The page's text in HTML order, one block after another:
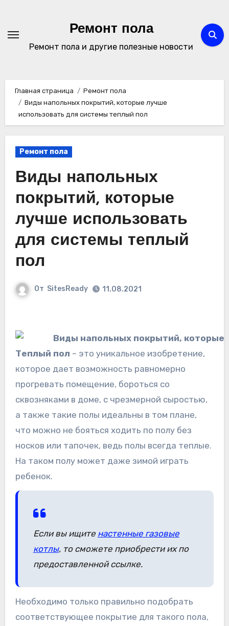
содержимому
Ремонт пола
Ремонт пола и другие полезные новости
Главная страница
Ремонт пола
Виды напольных покрытий, которые лучше
использовать для системы теплый пол
Ремонт пола
Виды напольных
покрытий, которые
лучше использовать
для системы теплый
пол
От SitesReady 11.08.2021
Теплый пол – это уникальное изобретение,
которое дает возможность равномерно
прогревать помещение, бороться со
сквозняками в доме, с чрезмерной сыростью,
а также такие полы идеальны в том плане,
что можно не бояться ходить по полу без
носков или тапочек, ведь полы всегда теплые.
На таком полу может даже зимой играть
ребенок.
Если вы ищите настенные газовые
котлы, то сможете приобрести их по
предоставленной ссылке.
Необходимо только правильно подобрать
соответствующее покрытие для такого пола,